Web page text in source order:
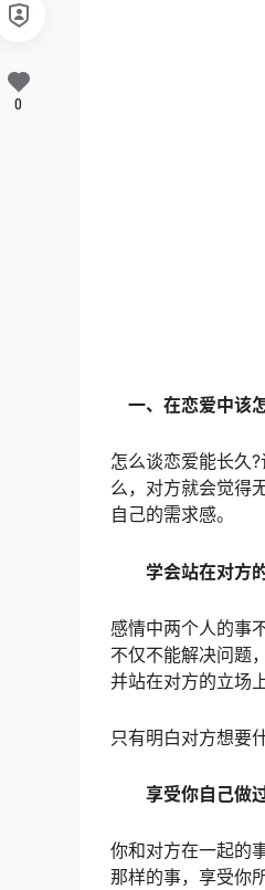
一、在恋爱中该
怎么谈恋爱能长久
么，对方就会觉得
自己的需求感。
学会站在对方的
感情中两个人的事
不仅不能解决问题
并站在对方的立场
只有明白对方想要
享受你自己做
你和对方在一起的
那样的事，享受你
0